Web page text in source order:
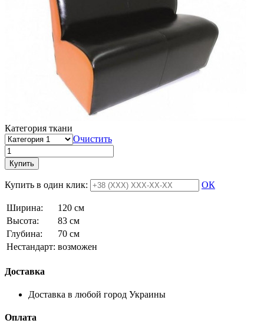
Категория ткани
Очистить
Купить
Купить в один клик: ОК
Ширина:
120 см
Высота:
83 см
Глубина:
70 см
Нестандарт: возможен
Доставка
Доставка в любой город Украины
Оплата